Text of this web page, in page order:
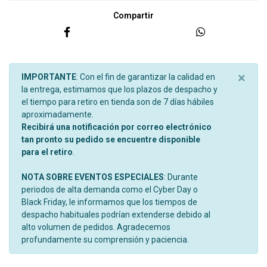
Compartir
IMPORTANTE: Con el fin de garantizar la calidad en
la entrega, estimamos que los plazos de despacho y
el tiempo para retiro en tienda son de 7 días hábiles
aproximadamente.
Recibirá una notificación por correo electrónico
tan pronto su pedido se encuentre disponible
para el retiro
NOTA SOBRE EVENTOS ESPECIALES: Durante
periodos de alta demanda como el Cyber Day o
Black Friday, le informamos que los tiempos de
despacho habituales podrían extenderse debido al
alto volumen de pedidos. Agradecemos
profundamente su comprensión y paciencia.
×